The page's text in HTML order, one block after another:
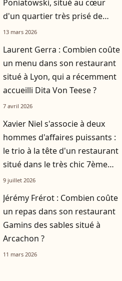
Poniatowski, situé au cœur
d'un quartier très prisé de
Paris ?
13 mars 2026
Laurent Gerra : Combien coûte
un menu dans son restaurant
situé à Lyon, qui a récemment
accueilli Dita Von Teese ?
7 avril 2026
Xavier Niel s'associe à deux
hommes d'affaires puissants :
le trio à la tête d'un restaurant
situé dans le très chic 7ème
arrondissement de Paris !
9 juillet 2026
Jérémy Frérot : Combien coûte
un repas dans son restaurant
Gamins des sables situé à
Arcachon ?
11 mars 2026